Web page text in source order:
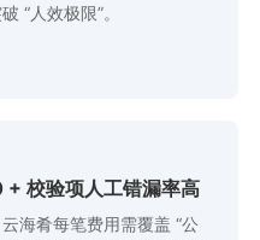
“人效极限”。
校验项人工错漏率高
海肴每笔费用需覆盖 “公